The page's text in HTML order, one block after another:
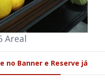
Areal
no Banner e Reserve já